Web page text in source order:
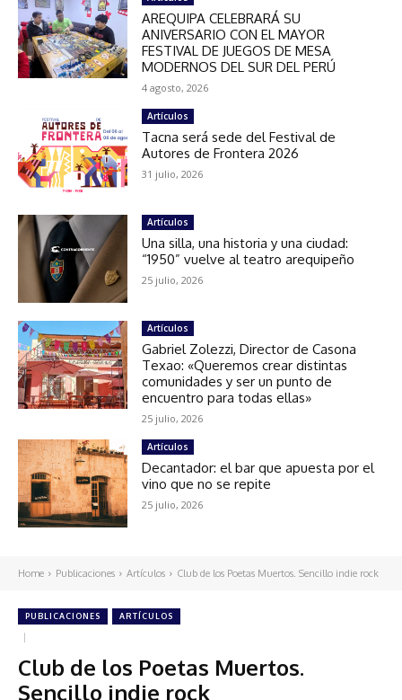
AREQUIPA CELEBRARÁ SU
ANIVERSARIO CON EL MAYOR
FESTIVAL DE JUEGOS DE MESA
MODERNOS DEL SUR DEL PERÚ
4 agosto, 2026
Artículos
Tacna será sede del Festival de
Autores de Frontera 2026
31 julio, 2026
Artículos
Una silla, una historia y una ciudad:
“1950” vuelve al teatro arequipeño
25 julio, 2026
Artículos
Gabriel Zolezzi, Director de Casona
Texao: «Queremos crear distintas
comunidades y ser un punto de
encuentro para todas ellas»
25 julio, 2026
Artículos
Decantador: el bar que apuesta por el
vino que no se repite
25 julio, 2026